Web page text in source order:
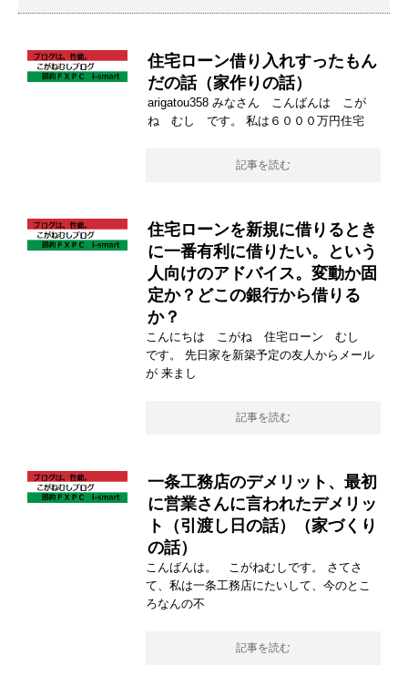
住宅ローン借り入れすったもん
だの話（家作りの話）
arigatou358 みなさん こんばんは こが
ね むし です。 私は６０００万円住宅
記事を読む
住宅ローンを新規に借りるとき
に一番有利に借りたい。という
人向けのアドバイス。変動か固
定か？どこの銀行から借りる
か？
こんにちは こがね 住宅ローン むし
です。 先日家を新築予定の友人からメール
が 来まし
記事を読む
一条工務店のデメリット、最初
に営業さんに言われたデメリッ
ト（引渡し日の話）（家づくり
の話）
こんばんは。 こがねむしです。 さてさ
て、私は一条工務店にたいして、今のとこ
ろなんの不
記事を読む